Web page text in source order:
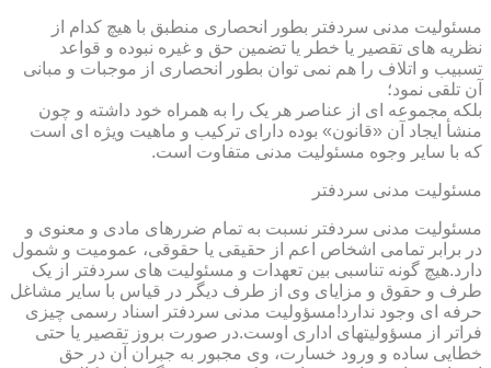
مسئولیت مدنی سردفتر بطور انحصاری منطبق با هیچ کدام از
نظریه های تقصیر یا خطر یا تضمین حق و غیره نبوده و قواعد
تسبیب و اتلاف را هم نمی توان بطور انحصاری از موجبات و مبانی
آن تلقی نمود؛
بلکه مجموعه ای از عناصر هر یک را به همراه خود داشته و چون
منشأ ایجاد آن «قانون» بوده دارای ترکیب و ماهیت ویژه ای است
که با سایر وجوه مسئولیت مدنی متفاوت است.
مسئولیت مدنی سردفتر
مسئولیت مدنی سردفتر نسبت به تمام ضررهای مادی و معنوی و
در برابر تمامی اشخاص اعم از حقیقی یا حقوقی، عمومیت و شمول
دارد.هیچ گونه تناسبی بین تعهدات و مسئولیت های سردفتر از یک
طرف و حقوق و مزایای وی از طرف دیگر در قیاس با سایر مشاغل
حرفه ای وجود ندارد!مسؤولیت مدنی سردفتر اسناد رسمی چیزی
فراتر از مسؤولیتهای اداری اوست.در صورت بروز تقصیر یا حتی
خطایی ساده و ورود خسارت، وی مجبور به جبران آن در حق